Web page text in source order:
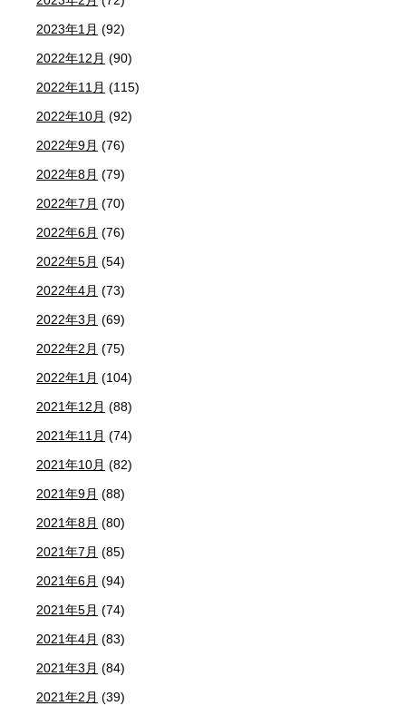
2023年1月 (92)
2022年12月 (90)
2022年11月 (115)
2022年10月 (92)
2022年9月 (76)
2022年8月 (79)
2022年7月 (70)
2022年6月 (76)
2022年5月 (54)
2022年4月 (73)
2022年3月 (69)
2022年2月 (75)
2022年1月 (104)
2021年12月 (88)
2021年11月 (74)
2021年10月 (82)
2021年9月 (88)
2021年8月 (80)
2021年7月 (85)
2021年6月 (94)
2021年5月 (74)
2021年4月 (83)
2021年3月 (84)
2021年2月 (39)